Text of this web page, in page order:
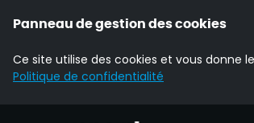
Panneau de gestion des cookies
Ce site utilise des cookies et vous donne
Politique de confidentialité